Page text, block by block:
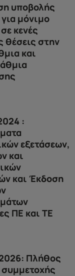
υποβολής
μόνιμο
κενές
θέσεις στην
και
:
εξετάσεων,
και
και Έκδοση
ΠΕ και ΤΕ
Πλήθος